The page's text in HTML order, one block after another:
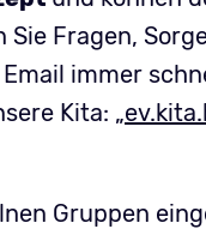
Fragen,
immer
Kita: „
Gruppen